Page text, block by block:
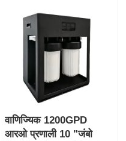
वाणिज्यिक 1200GPD
आरओ प्रणाली 10 "जंबो